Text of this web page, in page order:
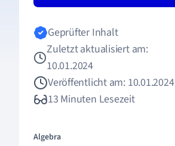
Geprüfter Inhalt
Zuletzt aktualisiert am:
10.01.2024
Veröffentlicht am: 10.01.2024
13 Minuten Lesezeit
Algebra